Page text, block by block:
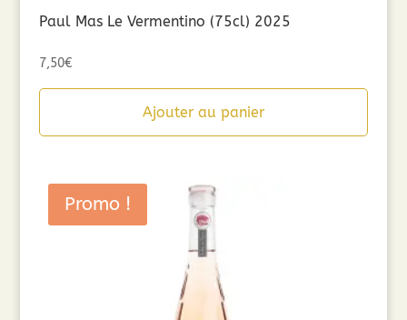
Paul Mas Le Vermentino (75cl) 2025
7,50€
Ajouter au panier
Promo !